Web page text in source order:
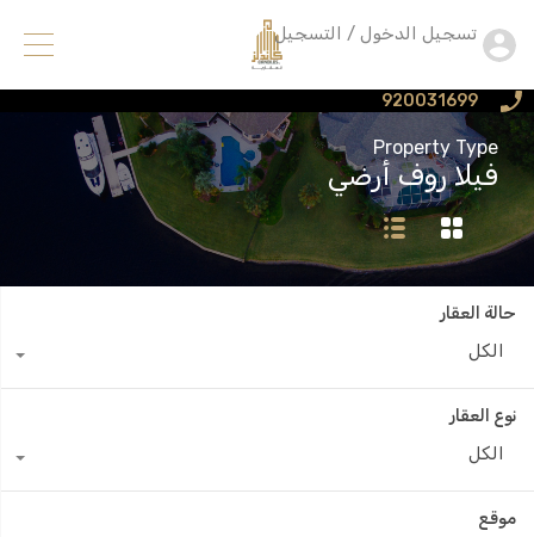
920031699
تسجيل الدخول / التسجيل
Property Type
فيلا روف أرضي
حالة العقار
الكل
نوع العقار
الكل
موقع